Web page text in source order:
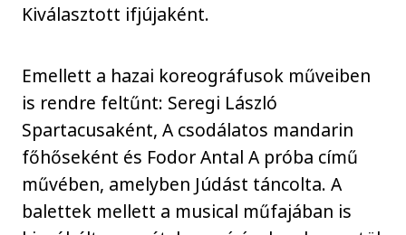
Kiválasztott ifjújaként.
Emellett a hazai koreográfusok műveiben
is rendre feltűnt: Seregi László
Spartacusaként, A csodálatos mandarin
főhőseként és Fodor Antal A próba című
művében, amelyben Júdást táncolta. A
balettek mellett a musical műfajában is